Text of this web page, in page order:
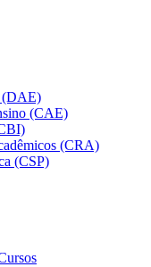
(DAE)
(CAE)
(CRA)
(CSP)